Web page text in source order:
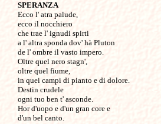
SPERANZA
Ecco l' atra palude,
ecco il nocchiero
che trae l' ignudi spirti
a l' altra sponda dov' hà Pluton
de l' ombre il vasto impero.
Oltre quel nero stagn',
oltre quel fiume,
in quei campi di pianto e di dolore.
Destin crudele
ogni tuo ben t' asconde.
Hor d'uopo e d'un gran core e
d'un bel canto.